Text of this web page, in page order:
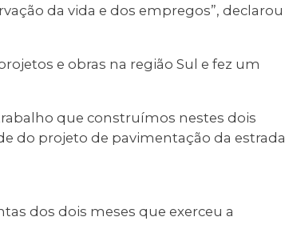
da vida e dos empregos”, declarou
e obras na região Sul e fez um
que construímos nestes dois
do projeto de pavimentação da estrada
dos dois meses que exerceu a